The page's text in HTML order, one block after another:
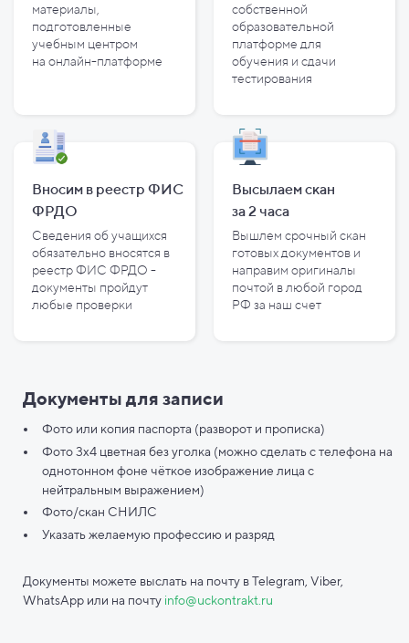
материалы,
подготовленные
учебным центром
на онлайн-платформе
собственной
образовательной
платформе для
обучения и сдачи
тестирования
Вносим в реестр ФИС
ФРДО
Сведения об учащихся
обязательно вносятся в
реестр ФИС ФРДО -
документы пройдут
любые проверки
Высылаем скан
за2 часа
Вышлем срочный скан
готовых документов и
направим оригиналы
почтой в любой город
РФ за наш счет
Документы для записи
Фото или копия паспорта (разворот и прописка)
Фото 3х4 цветная без уголка (можно сделать с телефона на
однотонном фоне чёткое изображение лица с
нейтральным выражением)
Фото/скан СНИЛС
Указать желаемую профессию и разряд
Документы можете выслать на почту в Telegram, Viber,
WhatsApp или на почту info@uckontrakt.ru